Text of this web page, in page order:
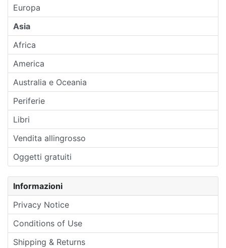
Europa
Asia
Africa
America
Australia e Oceania
Periferie
Libri
Vendita allingrosso
Oggetti gratuiti
Informazioni
Privacy Notice
Conditions of Use
Shipping & Returns